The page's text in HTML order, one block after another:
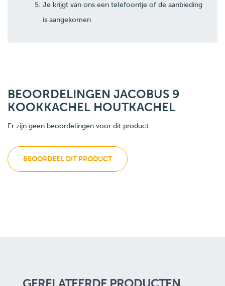
Je krijgt van ons een telefoontje of de aanbieding
is aangekomen
BEOORDELINGEN JACOBUS 9
KOOKKACHEL HOUTKACHEL
Er zijn geen beoordelingen voor dit product.
BEOORDEEL DIT PRODUCT